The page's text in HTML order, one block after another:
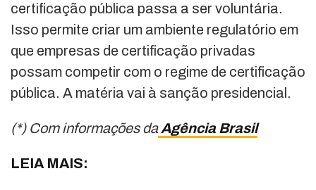
certificação pública passa a ser voluntária.
Isso permite criar um ambiente regulatório em
que empresas de certificação privadas
possam competir com o regime de certificação
pública. A matéria vai à sanção presidencial.
(*) Com informações daAgência Brasil
LEIA MAIS: